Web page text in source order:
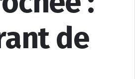
de